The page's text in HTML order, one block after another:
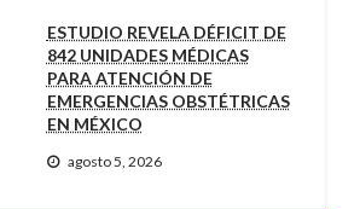
ESTUDIO REVELA DÉFICIT DE
842 UNIDADES MÉDICAS
PARA ATENCIÓN DE
EMERGENCIAS OBSTÉTRICAS
EN MÉXICO
agosto 5, 2026